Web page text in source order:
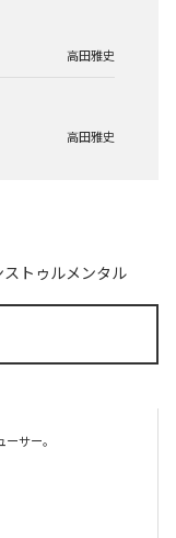
高田雅史
高田雅史
ストゥルメンタル
サー。